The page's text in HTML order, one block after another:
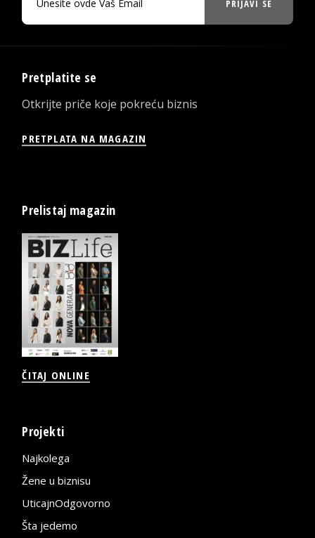
PRIJAVI SE
Pretplatite se
Otkrijte priče koje pokreću biznis
PRETPLATA NA MAGAZIN
Prelistaj magazin
ČITAJ ONLINE
Projekti
Najkolega
Žene u biznisu
UticajnOdgovorno
Šta jedemo